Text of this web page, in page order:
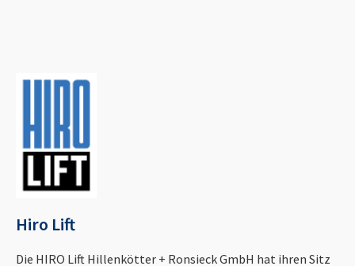
Hiro Lift
Die HIRO Lift Hillenkötter + Ronsieck GmbH hat ihren Sitz